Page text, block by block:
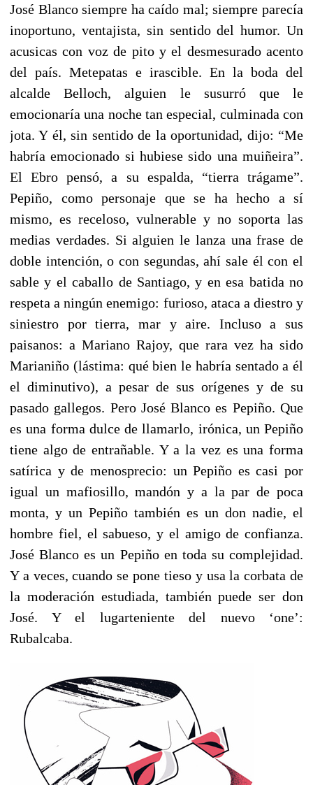
José Blanco siempre ha caído mal; siempre parecía
inoportuno, ventajista, sin sentido del humor. Un
acusicas con voz de pito y el desmesurado acento
del país. Metepatas e irascible. En la boda del
alcalde Belloch, alguien le susurró que le
emocionaría una noche tan especial, culminada con
jota. Y él, sin sentido de la oportunidad, dijo: “Me
habría emocionado si hubiese sido una muiñeira”.
El Ebro pensó, a su espalda, “tierra trágame”.
Pepiño, como personaje que se ha hecho a sí
mismo, es receloso, vulnerable y no soporta las
medias verdades. Si alguien le lanza una frase de
doble intención, o con segundas, ahí sale él con el
sable y el caballo de Santiago, y en esa batida no
respeta a ningún enemigo: furioso, ataca a diestro y
siniestro por tierra, mar y aire. Incluso a sus
paisanos: a Mariano Rajoy, que rara vez ha sido
Marianiño (lástima: qué bien le habría sentado a él
el diminutivo), a pesar de sus orígenes y de su
pasado gallegos. Pero José Blanco es Pepiño. Que
es una forma dulce de llamarlo, irónica, un Pepiño
tiene algo de entrañable. Y a la vez es una forma
satírica y de menosprecio: un Pepiño es casi por
igual un mafiosillo, mandón y a la par de poca
monta, y un Pepiño también es un don nadie, el
hombre fiel, el sabueso, y el amigo de confianza.
José Blanco es un Pepiño en toda su complejidad.
Y a veces, cuando se pone tieso y usa la corbata de
la moderación estudiada, también puede ser don
José. Y el lugarteniente del nuevo ‘one’:
Rubalcaba.